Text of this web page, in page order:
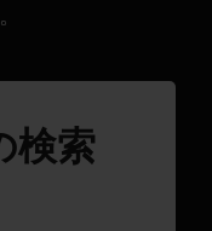
検索